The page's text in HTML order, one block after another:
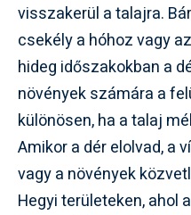
visszakerül a talajra.
csekély a hóhoz vagy
hideg időszakokban a
növények számára a
különösen, ha a talaj
Amikor a dér elolvad, a
vagy a növények
Hegyi területeken, ahol